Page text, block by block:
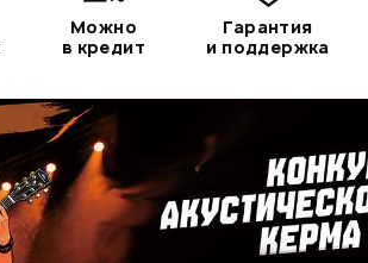
Можно
в кредит
Гарантия
и поддержка